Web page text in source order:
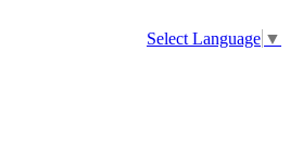
Select Language ▼